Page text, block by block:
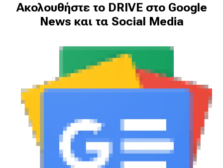
Μεταχειρισμένο
Συμβουλές
Χρηστικά
Συμβουλές
ΚΤΕΟ
Οδική βοήθεια
Ακολουθήστε το DRIVE στο Google
News και τα Social Media